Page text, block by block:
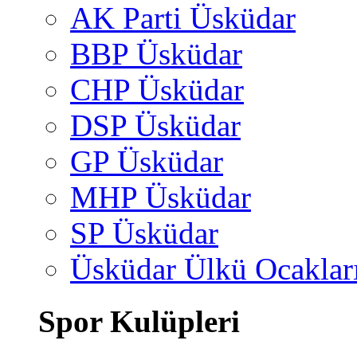
AK Parti Üsküdar
BBP Üsküdar
CHP Üsküdar
DSP Üsküdar
GP Üsküdar
MHP Üsküdar
SP Üsküdar
Üsküdar Ülkü
Spor Kulüpleri